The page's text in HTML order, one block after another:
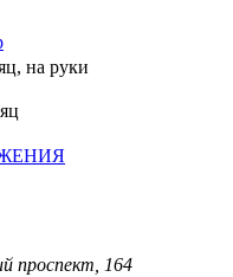
на руки
проспект, 164